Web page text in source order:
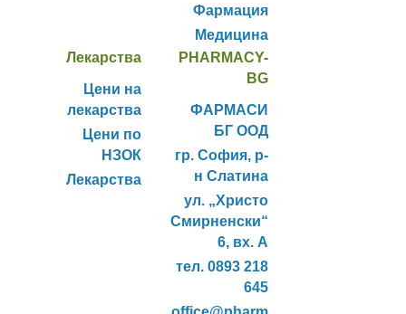
Фармация
Медицина
Лекарства
Цени на
лекарства
Цени по
НЗОК
Лекарства
PHARMACY-
BG
ФАРМАСИ
БГ ООД
гр. София, р-
н Слатина
ул. „Христо
Смирненски“
6, вх. А
тел. 0893 218
645